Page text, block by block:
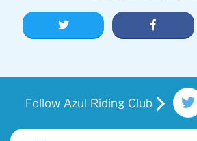
Follow Azul Riding Club